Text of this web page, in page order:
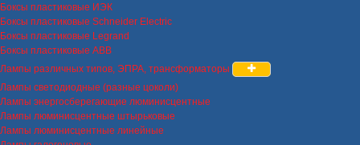
Боксы пластиковые ИЭК
Боксы пластиковые Schneider Electric
Боксы пластиковые Legrand
Боксы пластиковые ABB
Лампы различных типов, ЭПРА, трансформаторы
Лампы светодиодные (разные цоколи)
Лампы энергосберегающие люминисцентные
Лампы люминисцентные штырьковые
Лампы люминисцентные линейные